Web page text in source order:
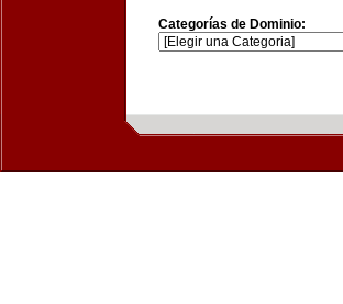
Categorías de Dominio: